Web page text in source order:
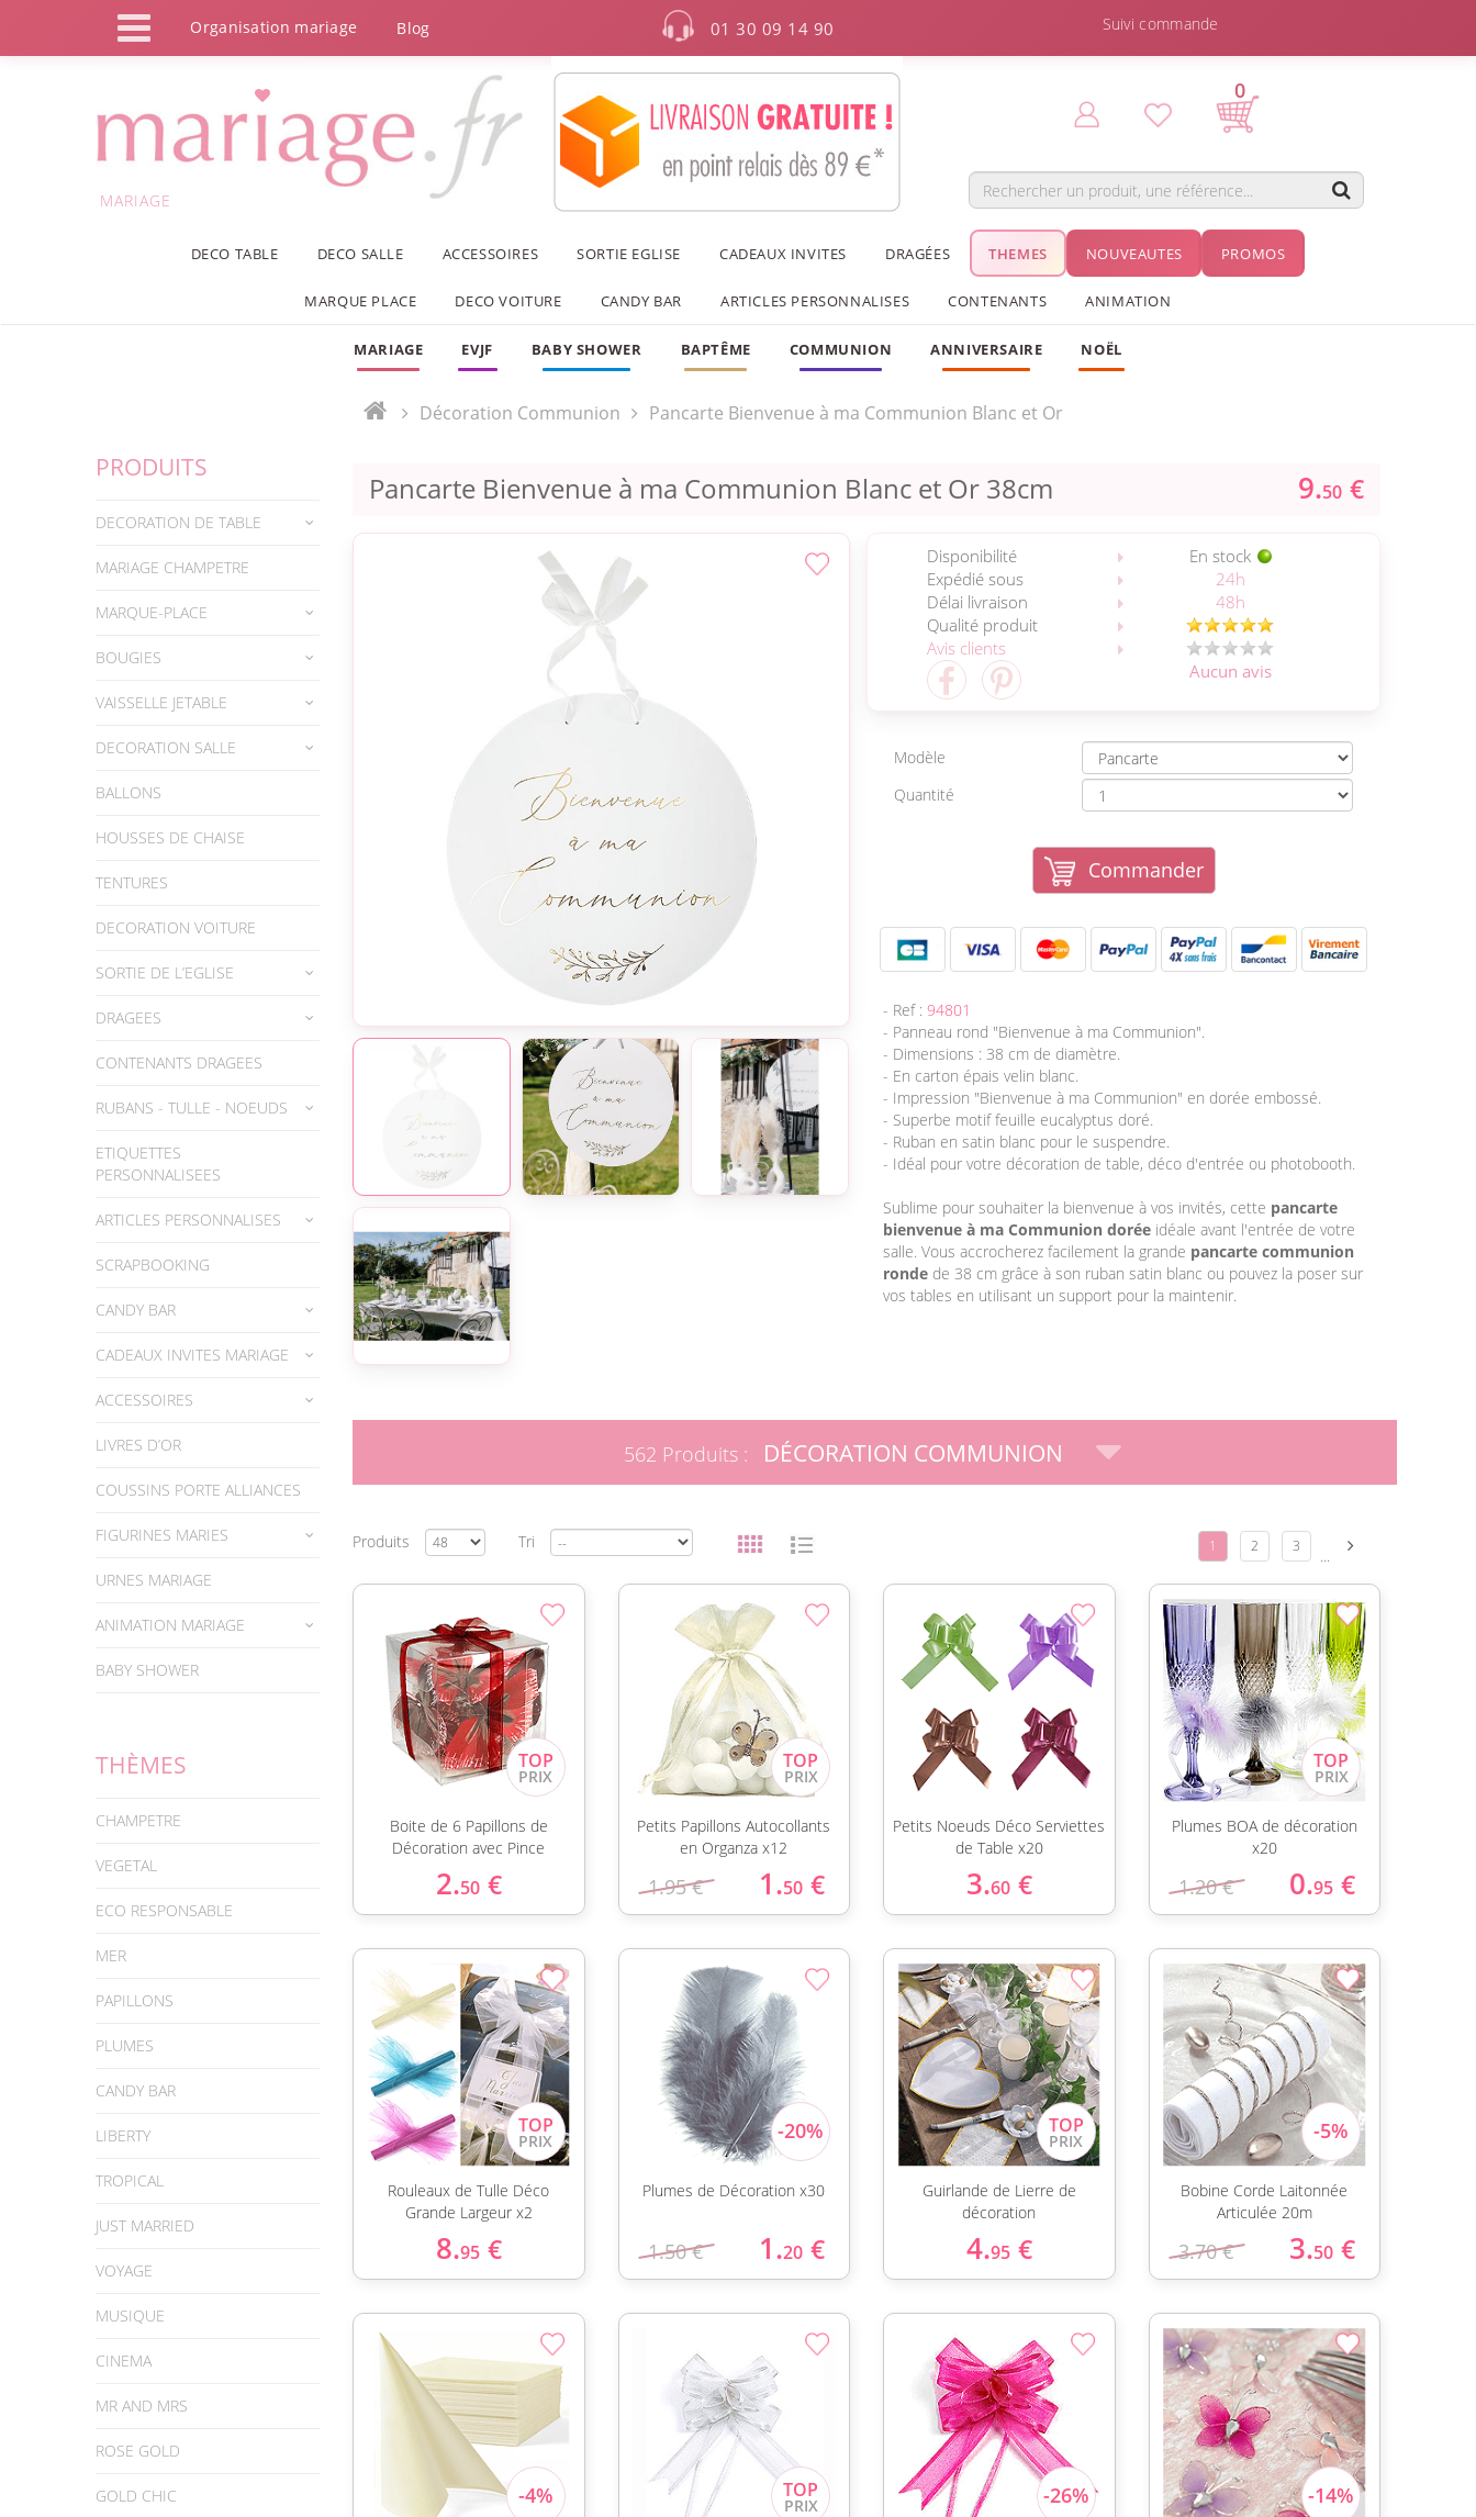
Organisation mariage Blog 01 30 09 14 90 Suivi commande
MARIAGE
0
DECO TABLE DECO SALLE ACCESSOIRES SORTIE EGLISE CADEAUX INVITES DRAGÉES THEMES NOUVEAUTES PROMOS
MARQUE PLACE DECO VOITURE CANDY BAR ARTICLES PERSONNALISES CONTENANTS ANIMATION
MARIAGE EVJF BABY SHOWER BAPTÊME COMMUNION ANNIVERSAIRE NOËL
PRODUITS
DECORATION DE TABLE
MARIAGE CHAMPETRE
MARQUE-PLACE
BOUGIES
VAISSELLE JETABLE
DECORATION SALLE
BALLONS
HOUSSES DE CHAISE
TENTURES
DECORATION VOITURE
SORTIE DE L’EGLISE
DRAGEES
CONTENANTS DRAGEES
RUBANS - TULLE - NOEUDS
ETIQUETTES
PERSONNALISEES
ARTICLES PERSONNALISES
SCRAPBOOKING
CANDY BAR
CADEAUX INVITES MARIAGE
ACCESSOIRES
LIVRES D’OR
COUSSINS PORTE ALLIANCES
FIGURINES MARIES
URNES MARIAGE
ANIMATION MARIAGE
BABY SHOWER
THÈMES
CHAMPETRE
VEGETAL
ECO RESPONSABLE
MER
PAPILLONS
PLUMES
CANDY BAR
LIBERTY
TROPICAL
JUST MARRIED
VOYAGE
MUSIQUE
CINEMA
MR AND MRS
ROSE GOLD
GOLD CHIC
Décoration Communion Pancarte Bienvenue à ma Communion Blanc et Or
Pancarte Bienvenue à ma Communion Blanc et Or 38cm 9.50 €
Disponibilité
En stock
Expédié sous
24h
Délai livraison
48h
Qualité produit
Avis clients
Aucun avis
Modèle
Quantité
Commander
- Ref : 94801
- Panneau rond "Bienvenue à ma Communion".
- Dimensions : 38 cm de diamètre.
- En carton épais velin blanc.
- Impression "Bienvenue à ma Communion" en dorée embossé.
- Superbe motif feuille eucalyptus doré.
- Ruban en satin blanc pour le suspendre.
- Idéal pour votre décoration de table, déco d'entrée ou photobooth.
Sublime pour souhaiter la bienvenue à vos invités, cette pancarte
bienvenue à ma Communion dorée idéale avant l'entrée de votre
salle. Vous accrocherez facilement la grande pancarte communion
ronde de 38 cm grâce à son ruban satin blanc ou pouvez la poser sur
vos tables en utilisant un support pour la maintenir.
562 Produits : DÉCORATION COMMUNION
Produits Tri 1 2 3 ...
Boite de 6 Papillons de
Décoration avec Pince
2.50 €
Petits Papillons Autocollants
en Organza x12
1.95 € 1.50 €
Petits Noeuds Déco Serviettes
de Table x20
3.60 €
Plumes BOA de décoration
x20
1.20 € 0.95 €
Rouleaux de Tulle Déco
Grande Largeur x2
8.95 €
Plumes de Décoration x30
1.50 € 1.20 €
Guirlande de Lierre de
décoration
4.95 €
Bobine Corde Laitonnée
Articulée 20m
3.70 € 3.50 €
Panneau de gestion des cookies